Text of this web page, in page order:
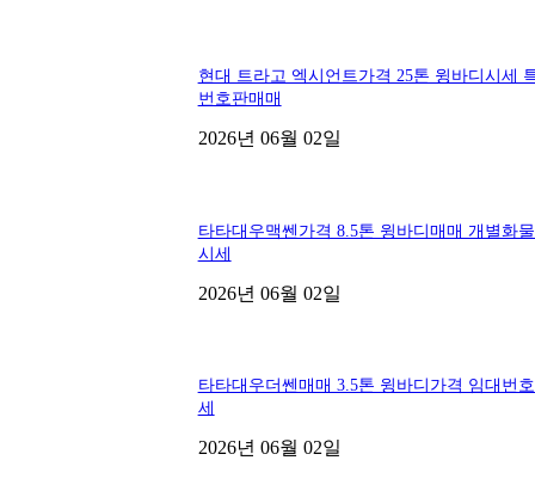
현대 트라고 엑시언트가격 25톤 윙바디시세
번호판매매
2026년 06월 02일
타타대우맥쎈가격 8.5톤 윙바디매매 개별화
시세
2026년 06월 02일
타타대우더쎈매매 3.5톤 윙바디가격 임대번
세
2026년 06월 02일